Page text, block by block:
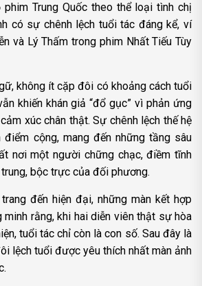
phim Trung Quốc theo thể loại tình chị
có sự chênh lệch tuổi tác đáng kể, ví
và Lý Thấm trong phim Nhất Tiếu Tùy
không ít cặp đôi có khoảng cách tuổi
khiến khán giả “đổ gục” vì phản ứng
xúc chân thật. Sự chênh lệch thế hệ
cộng, mang đến những tầng sâu
nơi một người chững chạc, điềm tĩnh
bộc trực của đối phương.
đến hiện đại, những màn kết hợp
minh rằng, khi hai diễn viên thật sự hòa
tuổi tác chỉ còn là con số. Sau đây là
lệch tuổi được yêu thích nhất màn ảnh